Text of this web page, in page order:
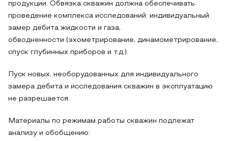
продукции. Обвязка скважин должна обеспечивать
проведение комплекса исследований: индивидуальный
замер дебита жидкости и газа,
обводненности (эхометрирование, динамометрирование,
спуск глубинных приборов и т.д.).
Пуск новых, необорудованных для индивидуального
замера дебита и исследования скважин в эксплуатацию
не разрешается.
Материалы по режимам работы скважин подлежат
анализу и обобщению: